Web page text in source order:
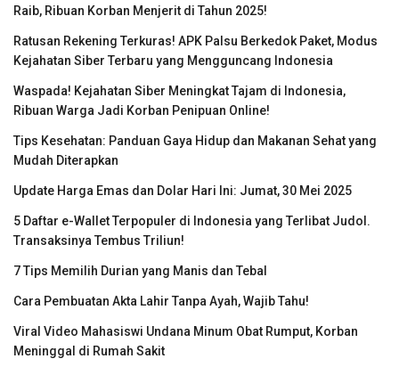
Raib, Ribuan Korban Menjerit di Tahun 2025!
Ratusan Rekening Terkuras! APK Palsu Berkedok Paket, Modus
Kejahatan Siber Terbaru yang Mengguncang Indonesia
Waspada! Kejahatan Siber Meningkat Tajam di Indonesia,
Ribuan Warga Jadi Korban Penipuan Online!
Tips Kesehatan: Panduan Gaya Hidup dan Makanan Sehat yang
Mudah Diterapkan
Update Harga Emas dan Dolar Hari Ini: Jumat, 30 Mei 2025
5 Daftar e-Wallet Terpopuler di Indonesia yang Terlibat Judol.
Transaksinya Tembus Triliun!
7 Tips Memilih Durian yang Manis dan Tebal
Cara Pembuatan Akta Lahir Tanpa Ayah, Wajib Tahu!
Viral Video Mahasiswi Undana Minum Obat Rumput, Korban
Meninggal di Rumah Sakit